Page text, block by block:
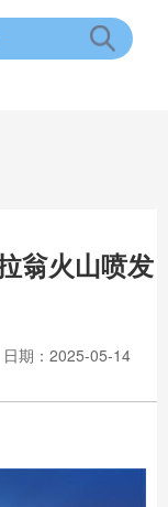
翁火山喷发
日期：2025-05-14